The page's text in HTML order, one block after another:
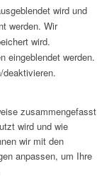
wird und
werden. Wir
wird.
eingeblendet werden.
zusammengefasst
wird und wie
wir mit den
anpassen, um Ihre